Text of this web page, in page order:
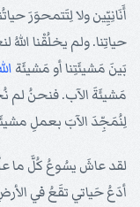
أَنَانِيِّين ولا لِتَتمحوَرَ
حياتِنا. ولم يخلُقْنا
بَينَ مَشيئَتِنا أو مَشيئَة
مَشيئَةَ الآب. فنحنُ لم
لِنُمَجِّدَ الآبَ بعملِ
لقد عاشَ يسُوعُ كُلَّ ما
أدَعُ حَياتي تقَعُ في